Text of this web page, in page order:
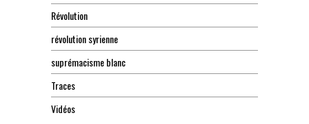
Révolution
révolution syrienne
suprémacisme blanc
Traces
Vidéos